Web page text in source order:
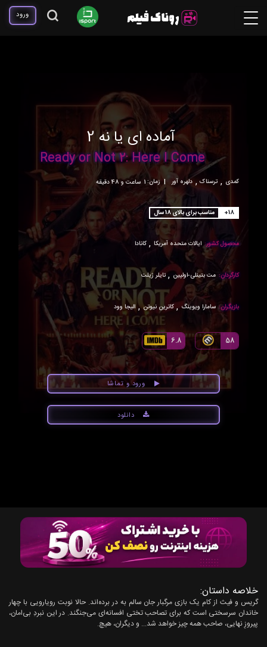
ورود
آماده ای یا نه 2
Ready or Not 2: Here I Come
کمدی , ترسناک , دلهره آور | زمان: 1ساعت و 48 دقیقه
+18 مناسب برای بالای 18 سال
محصول کشور: ایالات متحده آمریکا , کانادا
کارگردان: مت بتینلی-اولپین , تایلر ژیلت
بازیگران: سامارا ویوینگ , کاترین نیوتن , الیجا وود
58
6.8
ورود و تماشا
دانلود
خلاصه داستان:
گریس و فیث از کام یک بازی مرگبار جان سالم به در برده‌اند. حالا نوبت رویارویی با چهار
خاندان سرسختی است که برای تصاحب تختی افسانه‌ای می‌جنگند. در این نبردِ بی‌امان،
پیروزِ نهایی، صاحب همه چیز خواهد شد... و دیگران، هیچ.